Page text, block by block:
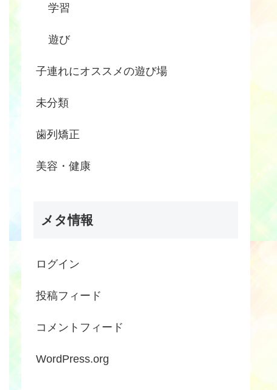
学習
遊び
子連れにオススメの遊び場
未分類
歯列矯正
美容・健康
メタ情報
ログイン
投稿フィード
コメントフィード
WordPress.org